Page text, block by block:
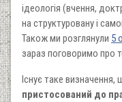
ідеологія (вчення,
на структуровану і
Також ми розглянули 5
зараз поговоримо про
Існує таке визначення,
пристосований до